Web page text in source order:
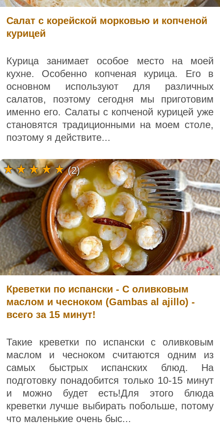
Салат с корейской морковью и копченой
курицей
Курица занимает особое место на моей
кухне. Особенно копченая курица. Его в
основном используют для различных
салатов, поэтому сегодня мы приготовим
именно его. Салаты с копченой курицей уже
становятся традиционными на моем столе,
поэтому я действите...
Креветки по испански - С оливковым
маслом и чесноком (Gambas al ajillo) -
всего за 15 минут!
Такие креветки по испански с оливковым
маслом и чесноком считаются одним из
самых быстрых испанских блюд. На
подготовку понадобится только 10-15 минут
и можно будет есть!Для этого блюда
креветки лучше выбирать побольше, потому
что маленькие очень быс...
(2)